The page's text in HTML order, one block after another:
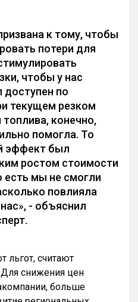
к тому, чтобы
потери для
чтобы у нас
доступен по
текущем резком
конечно,
помогла. То
эффект был
ростом стоимости
есть мы не смогли
повлияла
- объяснил
льгот, считают
Для снижения цен
больше